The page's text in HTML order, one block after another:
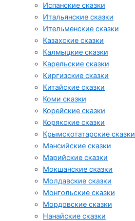
Испанские сказки
Итальянские сказки
Ительменские сказки
Казахские сказки
Калмыцкие сказки
Карельские сказки
Киргизские сказки
Китайские сказки
Коми сказки
Корейские сказки
Корякские сказки
Крымскотатарские сказки
Мансийские сказки
Марийские сказки
Мокшанские сказки
Молдавские сказки
Монгольские сказки
Мордовские сказки
Нанайские сказки